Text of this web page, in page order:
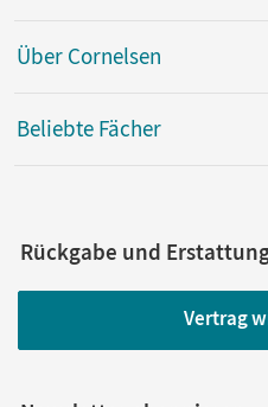
Über Cornelsen
Beliebte Fächer
Rückgabe und
Vertrag